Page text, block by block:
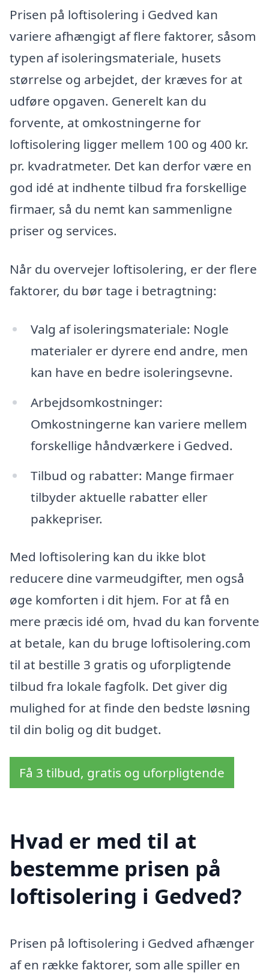
Prisen på loftisolering i Gedved kan
variere afhængigt af flere faktorer, såsom
typen af isoleringsmateriale, husets
størrelse og arbejdet, der kræves for at
udføre opgaven. Generelt kan du
forvente, at omkostningerne for
loftisolering ligger mellem 100 og 400 kr.
pr. kvadratmeter. Det kan derfor være en
god idé at indhente tilbud fra forskellige
firmaer, så du nemt kan sammenligne
priser og services.
Når du overvejer loftisolering, er der flere
faktorer, du bør tage i betragtning:
Valg af isoleringsmateriale: Nogle
materialer er dyrere end andre, men
kan have en bedre isoleringsevne.
Arbejdsomkostninger:
Omkostningerne kan variere mellem
forskellige håndværkere i Gedved.
Tilbud og rabatter: Mange firmaer
tilbyder aktuelle rabatter eller
pakkepriser.
Med loftisolering kan du ikke blot
reducere dine varmeudgifter, men også
øge komforten i dit hjem. For at få en
mere præcis idé om, hvad du kan forvente
at betale, kan du bruge loftisolering.com
til at bestille 3 gratis og uforpligtende
tilbud fra lokale fagfolk. Det giver dig
mulighed for at finde den bedste løsning
til din bolig og dit budget.
Få 3 tilbud, gratis og uforpligtende
Hvad er med til at
bestemme prisen på
loftisolering i Gedved?
Prisen på loftisolering i Gedved afhænger
af en række faktorer, som alle spiller en